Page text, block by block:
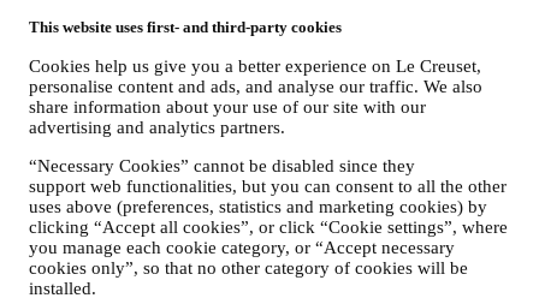
This website uses first- and third-party cookies
Cookies help us give you a better experience on Le Creuset,
personalise content and ads, and analyse our traffic. We also
share information about your use of our site with our
advertising and analytics partners.
“Necessary Cookies” cannot be disabled since they
support web functionalities, but you can consent to all the other
uses above (preferences, statistics and marketing cookies) by
clicking “Accept all cookies”, or click “Cookie settings”, where
you manage each cookie category, or “Accept necessary
cookies only”, so that no other category of cookies will be
installed.
Group AG er ansvarlig for den generelle markedsføringsstrategi og
av og implementerer den nevnte strategien, samt utvikler egne
markedsføringskommunikasjoner og -initiativ på lokalt nivå
(innenfor et spesifikt land); (c) begge de felles behandlingsansvarlige
er pålagt å håndtere forespørsler om den registrertes rettigheter.
3. Hvorfor samler vi inn disse opplysningene?
Vi vil kunne behandle dine data for følgende formål:
FOR VÅRE JURIDISKE FORPLIKTELSER
Det kan være at vi må behandle enkelte data om deg for å
oppfylle våre juridiske forpliktelser og andre forpliktelser som
oppstår på grunnlag av instruksjoner som mottas fra